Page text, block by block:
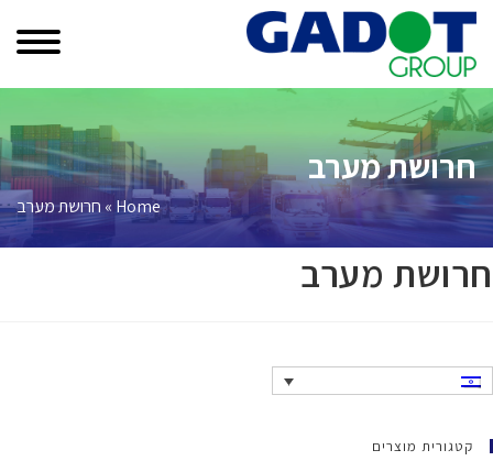
Skip
חרושת מערב
Home
» חרושת מערב
חרושת מערב
קטגורית מוצרים